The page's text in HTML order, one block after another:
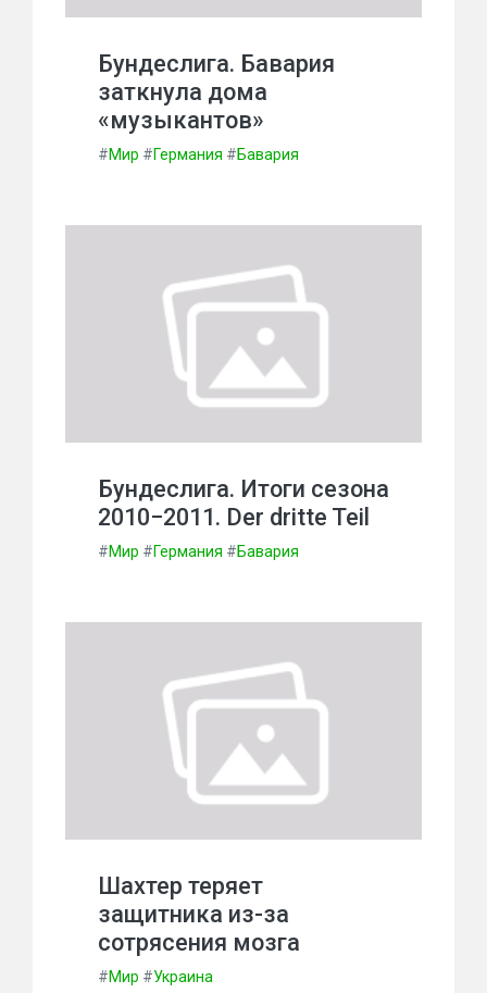
Бундеслига. Бавария
заткнула дома
«музыкантов»
#Мир #Германия #Бавария
Бундеслига. Итоги сезона
2010−2011. Der dritte Teil
#Мир #Германия #Бавария
Шахтер теряет
защитника из-за
сотрясения мозга
#Мир #Украина